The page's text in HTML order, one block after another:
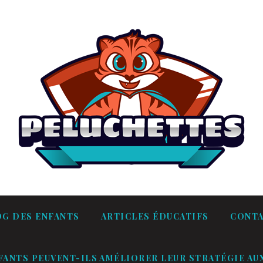
DES ENFANTS ARTICLES ÉDUCATIFS
PEUVENT-ILS AMÉLIORER LEUR STRATÉGIE